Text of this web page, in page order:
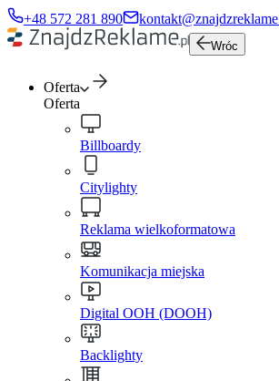
+48 572 281 890
Wróc
Oferta
Oferta
Billboardy
Citylighty
Reklama wielkoformatowa
Komunikacja miejska
Digital OOH (DOOH)
Backlighty